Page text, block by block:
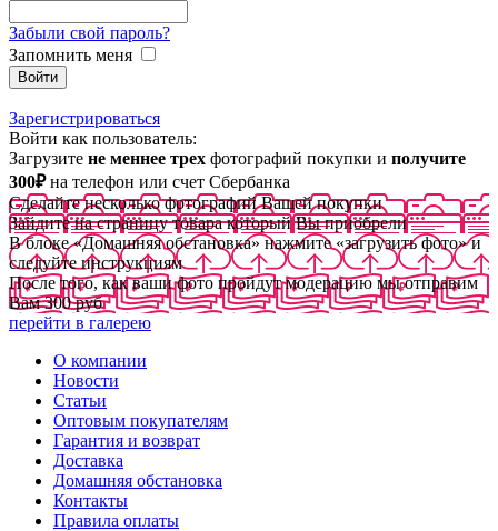
Забыли свой пароль?
Запомнить меня
Зарегистрироваться
Войти как пользователь:
Загрузите не меннее трех фотографий покупки и получите
300₽на телефон или счет Сбербанка
Сделайте несколько фотографий Вашей покупки
Зайдите на страницу товара который Вы приобрели
В блоке «Домашняя обстановка» нажмите «загрузить фото» и
следуйте инструкциям
После того, как ваши фото пройдут модерацию мы отправим
Вам 300 руб
перейти в галерею
О компании
Новости
Статьи
Оптовым покупателям
Гарантия и возврат
Доставка
Домашняя обстановка
Контакты
Правила оплаты